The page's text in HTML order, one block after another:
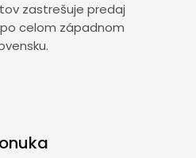
zastrešuje predaj
celom západnom